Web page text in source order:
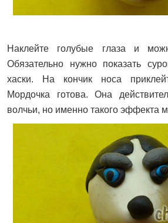
Наклейте голубые глаза и
Обязательно нужно показать
хаски. На кончик носа
Мордочка готова. Она
волчьи, но именно такого эффекта